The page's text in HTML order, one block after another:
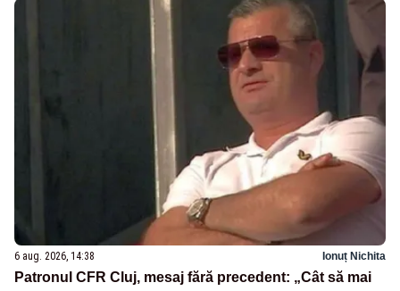
6 aug. 2026, 14:38 Ionuț Nichita
Patronul CFR Cluj, mesaj fără precedent: „Cât să mai